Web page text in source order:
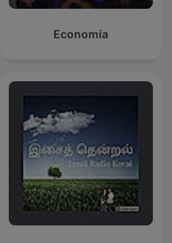
Economía